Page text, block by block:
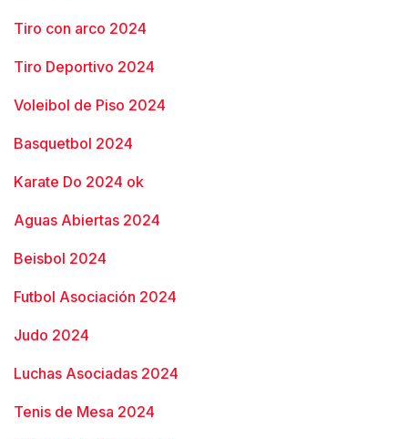
Tiro con arco 2024
Tiro Deportivo 2024
Voleibol de Piso 2024
Basquetbol 2024
Karate Do 2024 ok
Aguas Abiertas 2024
Beisbol 2024
Futbol Asociación 2024
Judo 2024
Luchas Asociadas 2024
Tenis de Mesa 2024